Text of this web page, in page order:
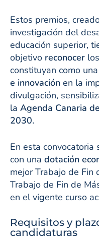
Estos premios,
investigación del
educación superior,
objetivo reconocer
constituyan como una
e innovación en la
divulgación,
la Agenda Canaria
2030.
En esta
con una dotación
mejor Trabajo de Fin
Trabajo de Fin de
en el vigente curso
Requisitos y
candidaturas